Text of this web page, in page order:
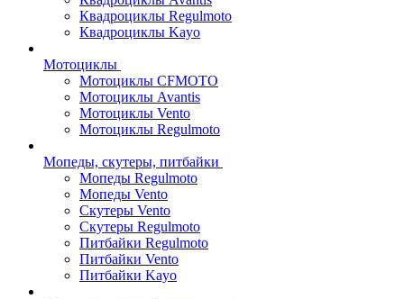
Квадроциклы Regulmoto
Квадроциклы Kayo
Мотоциклы
Мотоциклы CFMOTO
Мотоциклы Avantis
Мотоциклы Vento
Мотоциклы Regulmoto
Мопеды, скутеры, питбайки
Мопеды Regulmoto
Мопеды Vento
Скутеры Vento
Скутеры Regulmoto
Питбайки Regulmoto
Питбайки Vento
Питбайки Kayo